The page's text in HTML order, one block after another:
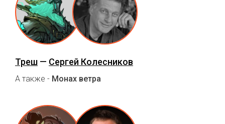
Треш — Сергей Колесников
А также - Монах ветра